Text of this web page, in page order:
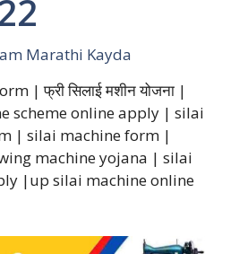
Marathi Kayda
| फ्री सिलाई मशीन योजना |
scheme online apply | silai
| silai machine form |
machine yojana | silai
|up silai machine online